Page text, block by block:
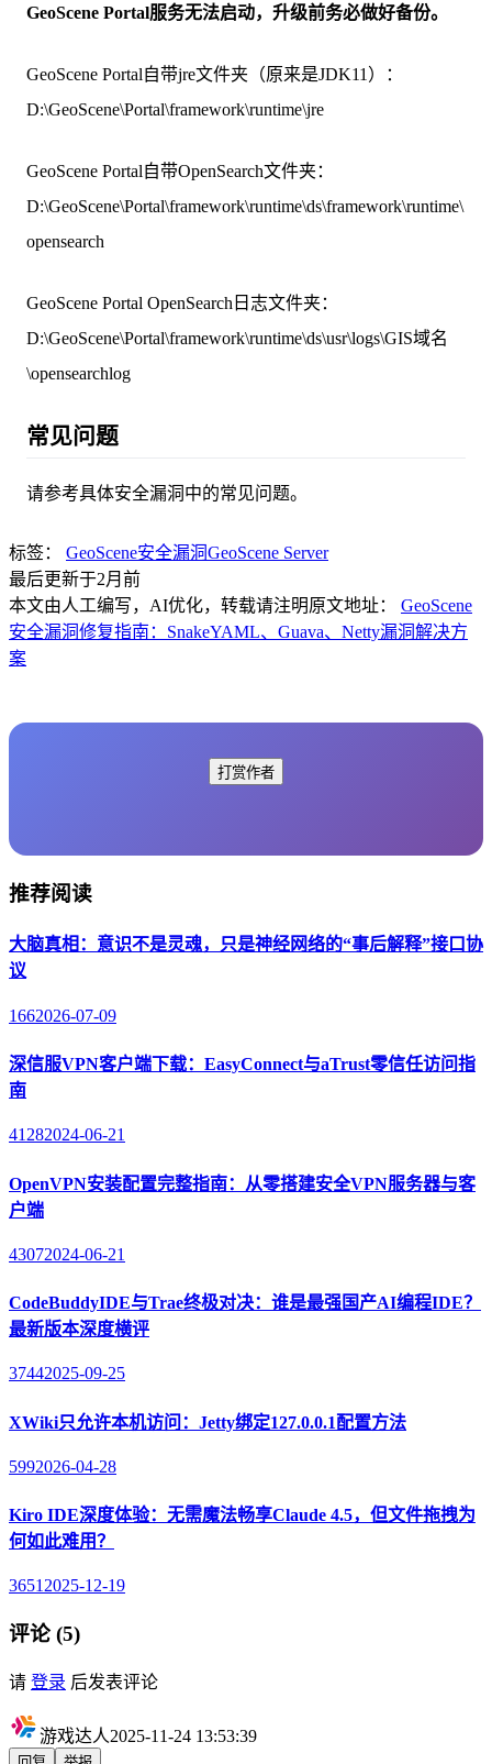
GeoScene Portal服务无法启动，升级前务必做好备份。
GeoScene Portal自带jre文件夹（原来是JDK11）：
D:\GeoScene\Portal\framework\runtime\jre
GeoScene Portal自带OpenSearch文件夹：
D:\GeoScene\Portal\framework\runtime\ds\framework\runtime\
opensearch
GeoScene Portal OpenSearch日志文件夹：
D:\GeoScene\Portal\framework\runtime\ds\usr\logs\GIS域名
\opensearchlog
常见问题
请参考具体安全漏洞中的常见问题。
标签： GeoScene安全漏洞GeoScene Server
最后更新于2月前
本文由人工编写，AI优化，转载请注明原文地址： GeoScene
安全漏洞修复指南：SnakeYAML、Guava、Netty漏洞解决方
案
打赏作者
推荐阅读
大脑真相：意识不是灵魂，只是神经网络的“事后解释”接口协
议
1662026-07-09
深信服VPN客户端下载：EasyConnect与aTrust零信任访问指
南
41282024-06-21
OpenVPN安装配置完整指南：从零搭建安全VPN服务器与客
户端
43072024-06-21
CodeBuddyIDE与Trae终极对决：谁是最强国产AI编程IDE？
最新版本深度横评
37442025-09-25
XWiki只允许本机访问：Jetty绑定127.0.0.1配置方法
5992026-04-28
Kiro IDE深度体验：无需魔法畅享Claude 4.5，但文件拖拽为
何如此难用？
3651 2025-12-19
评论 (5)
请 登录 后发表评论
游戏达人2025-11-24 13:53:39